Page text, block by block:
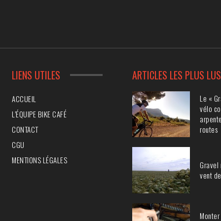
LIENS UTILES
ACCUEIL
L’ÉQUIPE BIKE CAFÉ
CONTACT
CGU
MENTIONS LÉGALES
ARTICLES LES PLUS LUS
Le «
vélo
routes
Gravel
vent